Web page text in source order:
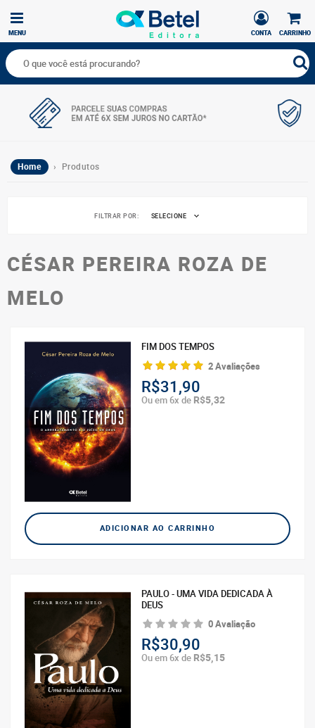
CARRINHO
CONTA
MENU
Home › Produtos
FILTRAR POR: SELECIONE
CÉSAR PEREIRA ROZA DE
MELO
FIM DOS TEMPOS
2 Avaliações
R$31,90
Ou em 6x de R$5,32
ADICIONAR AO CARRINHO
PAULO - UMA VIDA DEDICADA À
DEUS
0 Avaliação
R$30,90
Ou em 6x de R$5,15